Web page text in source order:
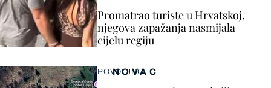
Promatrao turiste u Hrvatskoj,
njegova zapažanja nasmijala
cijelu regiju
NOVAC
POVOLJNO